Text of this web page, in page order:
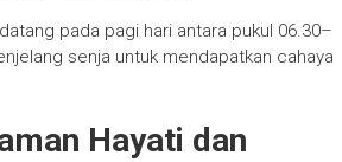
pada pagi hari antara pukul 06.30–
senja untuk mendapatkan cahaya
Hayati dan